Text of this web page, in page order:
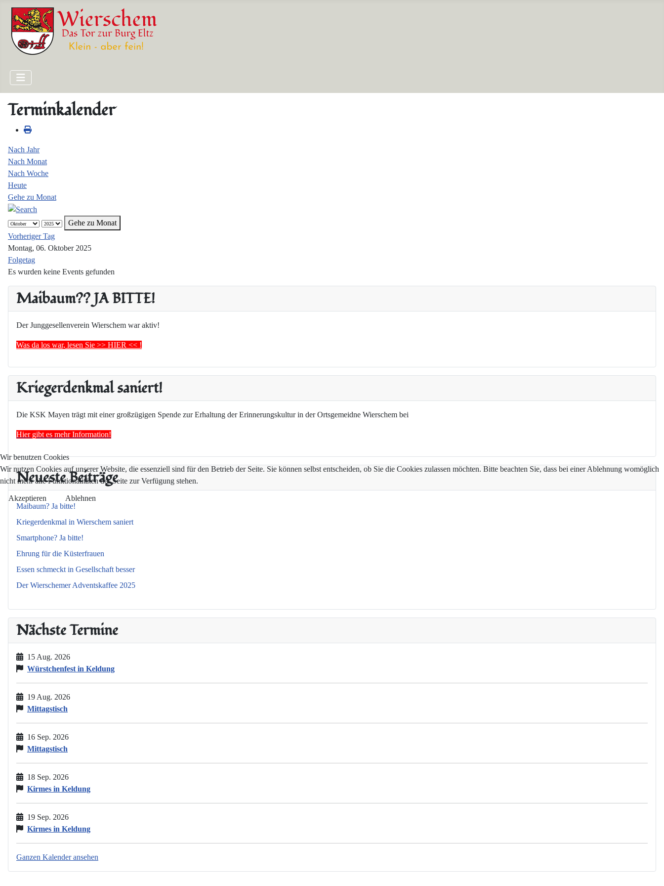
Maibaum?? JA BITTE!
Der Junggesellenverein Wierschem war aktiv!
Was da los war, lesen Sie >> HIER << !
Kriegerdenkmal saniert!
Die KSK Mayen trägt mit einer großzügigen Spende zur Erhaltung der Erinnerungskultur in der Ortsgemeidne Wierschem bei
Hier gibt es mehr Information!
Neueste Beiträge
Maibaum? Ja bitte!
Kriegerdenkmal in Wierschem saniert
Smartphone? Ja bitte!
Ehrung für die Küsterfrauen
Essen schmeckt in Gesellschaft besser
Der Wierschemer Adventskaffee 2025
Nächste Termine
15 Aug. 2026
Würstchenfest in Keldung
19 Aug. 2026
Mittagstisch
16 Sep. 2026
Mittagstisch
18 Sep. 2026
Kirmes in Keldung
19 Sep. 2026
Kirmes in Keldung
Ganzen Kalender ansehen
Terminkalender
Nach Jahr
Nach Monat
Nach Woche
Heute
Gehe zu Monat
Gehe zu Monat
Vorheriger Tag
Montag, 06. Oktober 2025
Folgetag
Es wurden keine Events gefunden
Wir benutzen Cookies
Wir nutzen Cookies auf unserer Website, die essenziell sind für den Betrieb der Seite. Sie können selbst entscheiden, ob Sie die Cookies zulassen möchten. Bitte beachten Sie, dass bei einer Ablehnung womöglich
nicht mehr alle Funktionalitäten der Seite zur Verfügung stehen.
Akzeptieren Ablehnen